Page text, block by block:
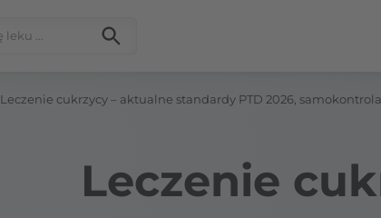
Leczenie cukrzycy – aktualne standardy PTD 2026,
Leczenie